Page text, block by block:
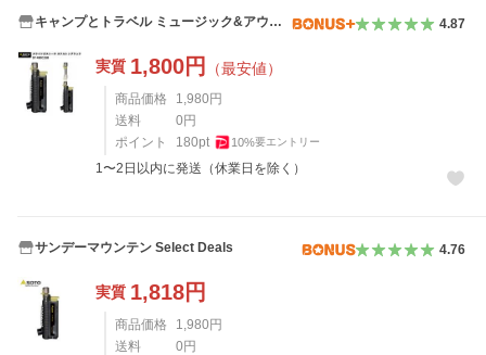
キャンプとトラベル ミュージック&アウト
4.87
実質 1,800円 （最安値）
商品価格 1,980 円
送料
0 円
ポイント
180pt 10%要エントリー
1〜2日以内に発送（休業日を除く）
サンデーマウンテン Select Deals 4.76
実質 1,818円
商品価格 1,980 円
送料
0 円